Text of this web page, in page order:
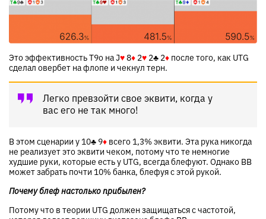
Это эффективность T9o наJ♥8♦ 2♥ 2♣ 2♦ после того, как UTG
сделал овербет на флопе и чекнул терн.
Легко превзойти свое эквити, когда у
вас его не так много!
В этом сценарии у 10♣ 9♦ всего 1,3% эквити. Эта рука никогда
не реализует это эквити чеком, потому что те немногие
худшие руки, которые есть у UTG, всегда блефуют. Однако BB
может забрать почти 10% банка, блефуя с этой рукой.
Почему блеф настолько прибылен?
Потому что в теории UTG должен защищаться с частотой,